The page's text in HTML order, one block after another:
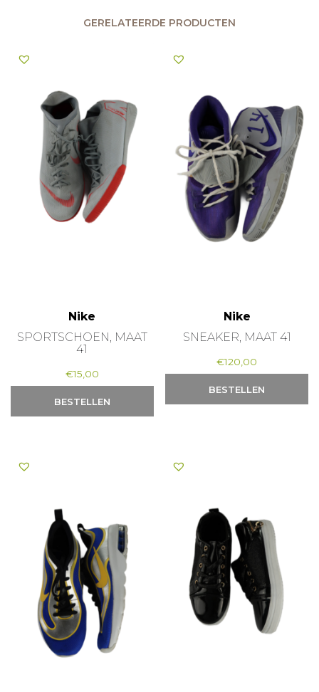
GERELATEERDE PRODUCTEN
Nike
SPORTSCHOEN, MAAT
41
€15,00
BESTELLEN
Nike
SNEAKER, MAAT 41
€120,00
BESTELLEN